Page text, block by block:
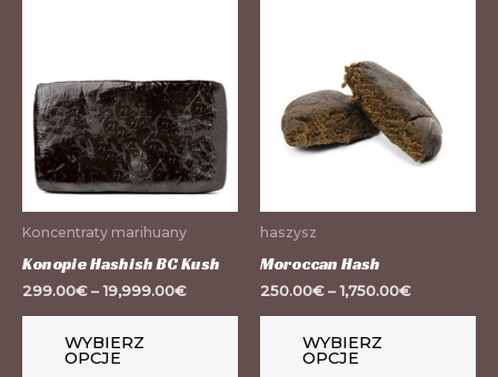
Koncentraty marihuany
Konopie Hashish BC Kush
299.00€–19,999.00€
WYBIERZ
OPCJE
wariantów.
haszysz
Moroccan Hash
250.00€–1,750.00€
WYBIERZ
OPCJE